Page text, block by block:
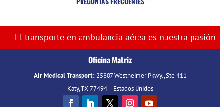
El transporte en ambulancia aérea es nuestra pasión
Oficina Matriz
Air Medical Transport:25807 Westheimer Pkwy., Ste 411
Katy, TX 77494 – Estados Unidos